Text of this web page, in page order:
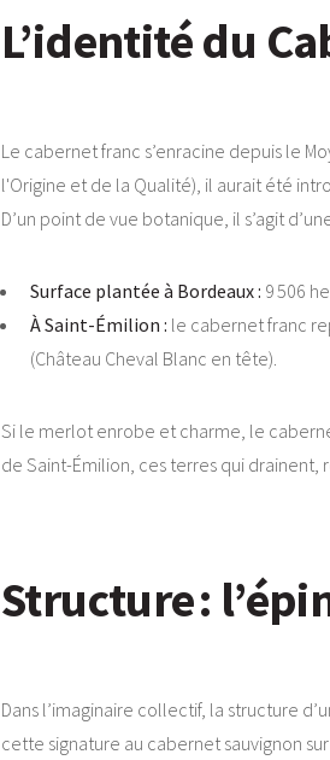
L’identité du
Le cabernet franc s’enracine depuis le
l'Origine et de la Qualité), il aurait été
D’un point de vue botanique, il s’agit
Surface plantée à Bordeaux : 9 506
À Saint-Émilion : le cabernet franc
(Château Cheval Blanc en tête).
Si le merlot enrobe et charme, le
de Saint-Émilion, ces terres qui
Structure :
Dans l’imaginaire collectif, la structure
cette signature au cabernet sauvignon